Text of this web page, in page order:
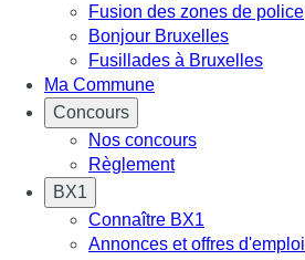
Fusion des zones de police
Bonjour Bruxelles
Fusillades à Bruxelles
Ma Commune
Concours
Nos concours
Règlement
BX1
Connaître BX1
Annonces et offres d'emploi